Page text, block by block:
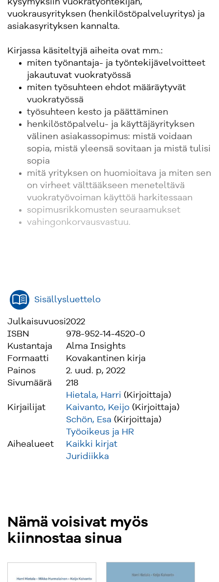
kysymyksiin vuokratyöntekijän,
vuokrausyrityksen (henkilöstöpalveluyritys) ja
asiakasyrityksen kannalta.
Kirjassa käsiteltyjä aiheita ovat mm.:
miten työnantaja- ja työntekijävelvoitteet
jakautuvat vuokratyössä
miten työsuhteen ehdot määräytyvät
vuokratyössä
työsuhteen kesto ja päättäminen
henkilöstöpalvelu- ja käyttäjäyrityksen
välinen asiakassopimus: mistä voidaan
sopia, mistä yleensä sovitaan ja mistä tulisi
sopia
mitä yrityksen on huomioitava ja miten sen
on virheet välttääkseen meneteltävä
vuokratyövoiman käyttöä harkitessaan
sopimusrikkomusten seuraamukset
vahingonkorvausvastuu.
Sisällysluettelo
Julkaisuvuosi2022
ISBN
978-952-14-4520-0
Kustantaja
Alma Insights
Formaatti
Kovakantinen kirja
Painos
2. uud. p, 2022
Sivumäärä
218
Kirjailijat
Hietala, Harri (Kirjoittaja)
Kaivanto, Keijo (Kirjoittaja)
Schön, Esa (Kirjoittaja)
Aihealueet
Työoikeus ja HR
Kaikki kirjat
Juridiikka
Nämä voisivat myös
kiinnostaa sinua